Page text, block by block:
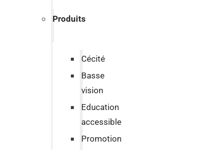
Produits
Cécité
Basse
vision
Education
accessible
Promotion